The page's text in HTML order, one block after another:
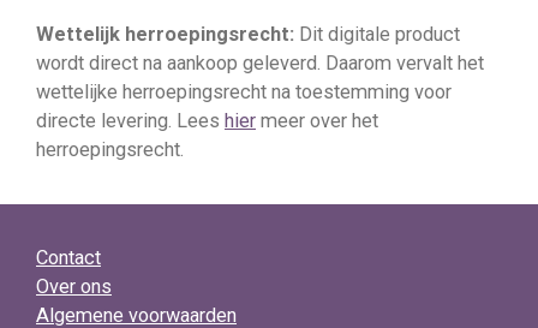
Wettelijk herroepingsrecht: Dit digitale product
wordt direct na aankoop geleverd. Daarom vervalt het
wettelijke herroepingsrecht na toestemming voor
directe levering. Lees hier meer over het
herroepingsrecht.
Contact
Over ons
Algemene voorwaarden